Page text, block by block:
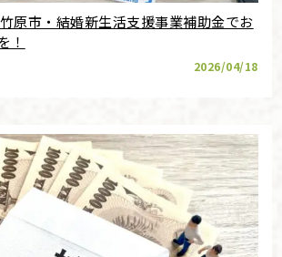
竹原市・結婚新生活支援事業補助金でお
！
2026/04/18